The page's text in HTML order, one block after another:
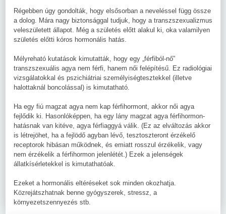
Régebben úgy gondolták, hogy elsősorban a neveléssel függ össze
a dolog. Mára nagy biztonsággal tudjuk, hogy a transzszexualizmus
veleszületett állapot. Még a születés előtt alakul ki, oka valamilyen
születés előtti kóros hormonális hatás.
Mélyreható kutatások kimutatták, hogy egy „férfiból-nő”
transzszexuális agya nem férfi, hanem női felépítésű. Ez radiológiai
vizsgálatokkal és pszichiátriai személyiségtesztekkel (illetve
halottaknál boncolással) is kimutatható.
Ha egy fiú magzat agya nem kap férfihormont, akkor női agya
fejlődik ki. Hasonlóképpen, ha egy lány magzat agya férfihormon-
hatásnak van kitéve, agya férfiaggyá válik. (Ez az elváltozás akkor
is létrejöhet, ha a fejlödő agyban lévő, tesztoszteront érzékelő
receptorok hibásan működnek, és emiatt rosszul érzékelik, vagy
nem érzékelik a férfihormon jelenlétét.) Ezek a jelenségek
állatkísérletekkel is kimutathatóak.
Ezeket a hormonális eltéréseket sok minden okozhatja.
Közrejátszhatnak benne gyógyszerek, stressz, a
környezetszennyezés stb.